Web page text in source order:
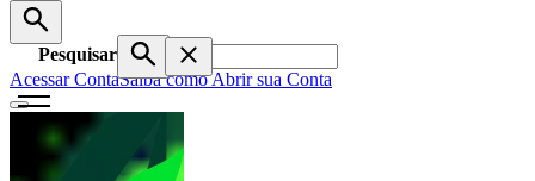
Pesquisar
Acessar ContaSaiba como Abrir sua Conta